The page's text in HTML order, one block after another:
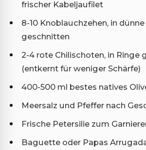
frischer Kabeljaufilet
8-10 Knoblauchzehen, in
geschnitten
2-4 rote Chilischoten, in Ringe
(entkernt für weniger Schärfe)
400-500 ml bestes natives
Meersalz und Pfeffer nach
Frische Petersilie zum
Baguette oder Papas